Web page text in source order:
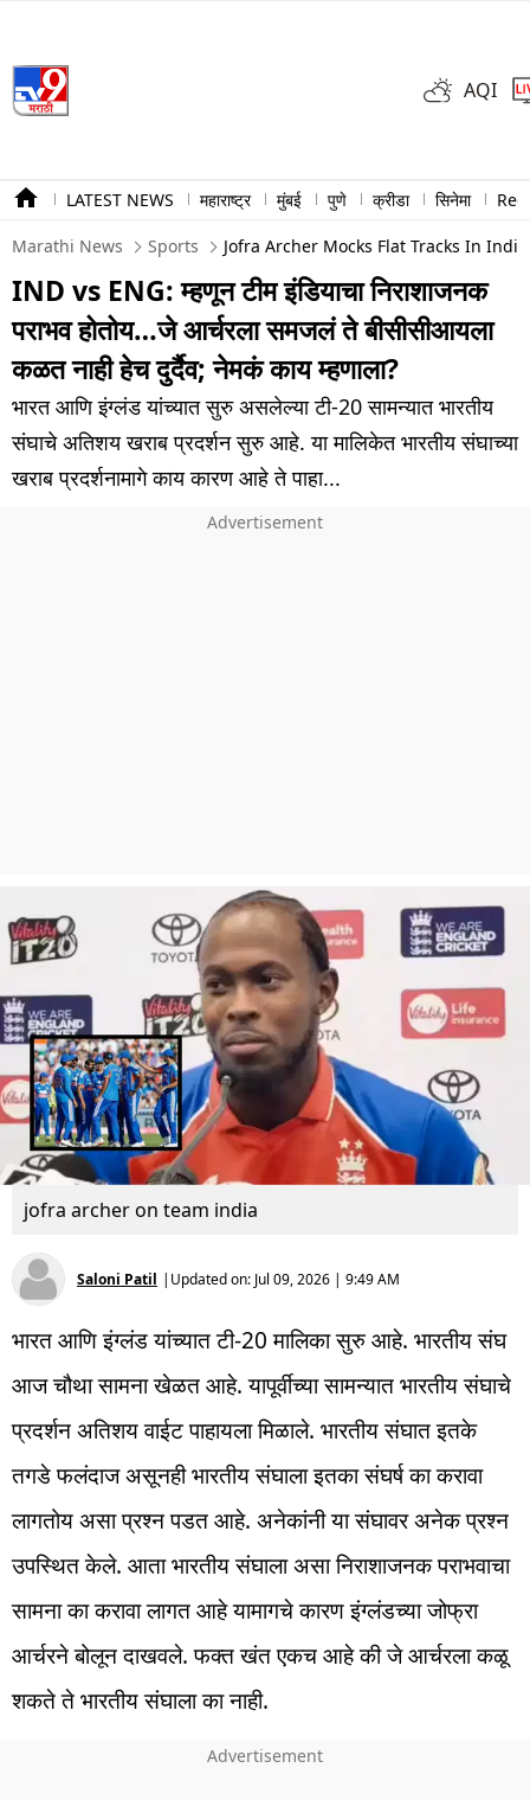
AQI
LATEST NEWS महाराष्ट्र मुंबई पुणे क्रीडा सिनेमा
Marathi News Sports Jofra Archer Mocks Flat Tracks In
IND vs ENG: म्हणून टीम इंडियाचा निराशाजनक
पराभव होतोय…जे आर्चरला समजलं ते बीसीसीआयला
कळत नाही हेच दुर्दैव; नेमकं काय म्हणाला?
भारत आणि इंग्लंड यांच्यात सुरु असलेल्या टी-20 सामन्यात भारतीय
संघाचे अतिशय खराब प्रदर्शन सुरु आहे. या मालिकेत भारतीय संघाच्या
खराब प्रदर्शनामागे काय कारण आहे ते पाहा...
jofra archer on team india
Saloni Patil | Updated on: Jul 09, 2026 | 9:49 AM
भारत आणि इंग्लंड यांच्यात टी-20 मालिका सुरु आहे. भारतीय संघ
आज चौथा सामना खेळत आहे. यापूर्वीच्या सामन्यात भारतीय संघाचे
प्रदर्शन अतिशय वाईट पाहायला मिळाले. भारतीय संघात इतके
तगडे फलंदाज असूनही भारतीय संघाला इतका संघर्ष का करावा
लागतोय असा प्रश्न पडत आहे. अनेकांनी या संघावर अनेक प्रश्न
उपस्थित केले. आता भारतीय संघाला असा निराशाजनक पराभवाचा
सामना का करावा लागत आहे यामागचे कारण इंग्लंडच्या जोफ्रा
आर्चरने बोलून दाखवले. फक्त खंत एकच आहे की जे आर्चरला कळू
शकते ते भारतीय संघाला का नाही.